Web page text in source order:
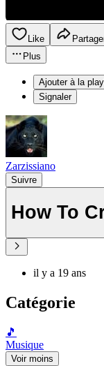
Like
Plus
Ajouter à la
Signaler
Zarzissiano
Suivre
How To
il y a 19 ans
Catégorie
🎵
Musique
Voir moins